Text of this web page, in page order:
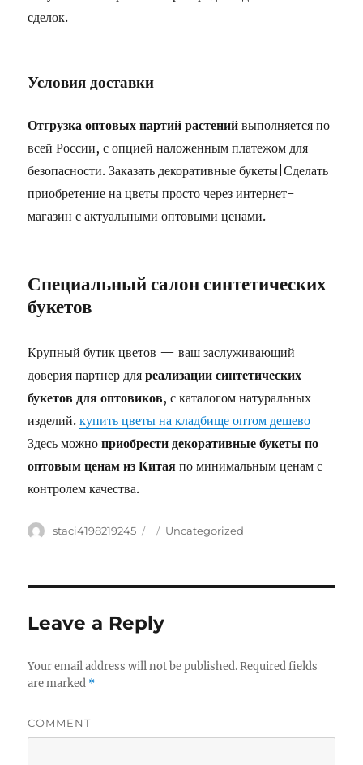
сделок.
Условия доставки
Отгрузка оптовых партий растений выполняется по
всей России, с опцией наложенным платежом для
безопасности. Заказать декоративные букеты|Сделать
приобретение на цветы просто через интернет-
магазин с актуальными оптовыми ценами.
Специальный салон синтетических
букетов
Крупный бутик цветов — ваш заслуживающий
доверия партнер дляреализации синтетических
букетов для оптовиков, с каталогом натуральных
изделий.купить цветы на кладбище оптом дешево
Здесь можноприобрести декоративные букеты по
оптовым ценам из Китая по минимальным ценам с
контролем качества.
Author
staci4198219245
Posted
Categories
Uncategorized
Leave a Reply
Your email address will not be published.Required fields
are marked *
COMMENT